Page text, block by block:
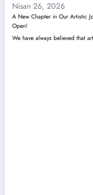
Nisan 26, 2026
A New Chapter in Our Artistic
Open!
We have always believed that